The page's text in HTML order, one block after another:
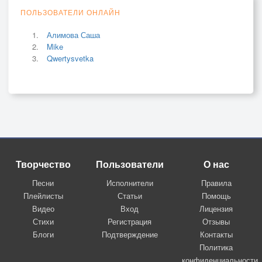
ПОЛЬЗОВАТЕЛИ ОНЛАЙН
Алимова Саша
Mike
Qwertysvetka
Творчество
Песни
Плейлисты
Видео
Стихи
Блоги
Пользователи
Исполнители
Статьи
Вход
Регистрация
Подтверждение
О нас
Правила
Помощь
Лицензия
Отзывы
Контакты
Политика